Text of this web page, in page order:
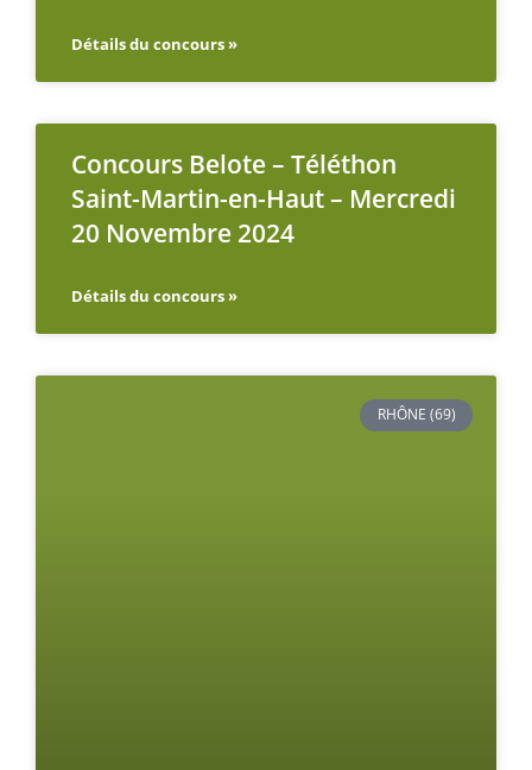
Détails du concours »
Concours Belote – Téléthon
Saint-Martin-en-Haut – Mercredi
20 Novembre 2024
Détails du concours »
RHÔNE (69)